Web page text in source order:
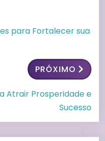
para Fortalecer sua
PRÓXIMO
Atrair Prosperidade e
Sucesso